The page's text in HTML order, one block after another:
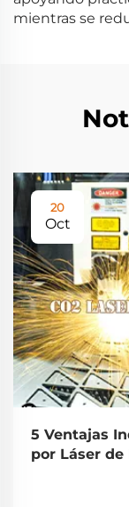
mientras se
20
Oct
5 Ventajas
por Láser de